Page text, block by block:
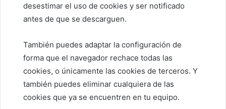
desestimar el uso de cookies y ser notificado
antes de que se descarguen.
También puedes adaptar la configuración de
forma que el navegador rechace todas las
cookies, o únicamente las cookies de terceros. Y
también puedes eliminar cualquiera de las
cookies que ya se encuentren en tu equipo.